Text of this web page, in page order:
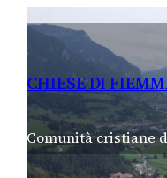
CHIESE DI
Comunità cristiane